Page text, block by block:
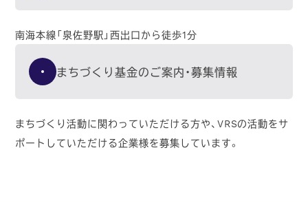
南海本線「泉佐野駅」西出口から徒歩1分
まちづくり基金のご案内・募集情報
まちづくり活動に関わっていただける方や、VRSの活動をサ
ポートしていただける企業様を募集しています。